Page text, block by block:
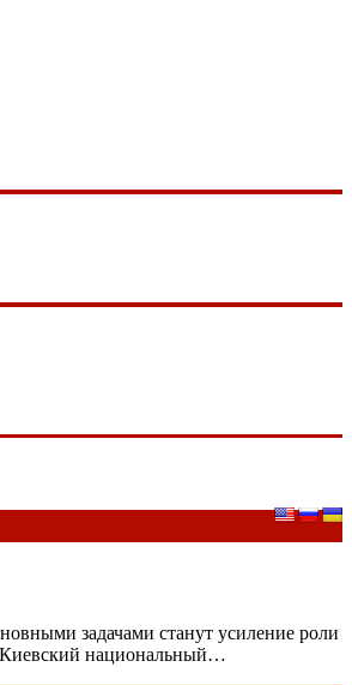
задачами станут усиление роли
Киевский национальный…